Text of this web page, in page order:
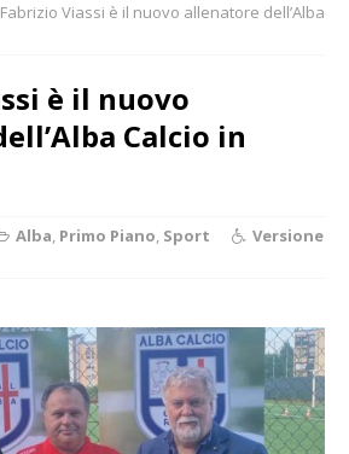
Fabrizio Viassi è il nuovo allenatore dell’Alba
è il nuovo
Calcio in
Alba, Primo Piano, Sport
Versione